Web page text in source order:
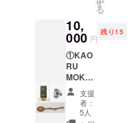
スを共同事
業として立
ち上げまし
ステン
レス製
ベトナ
ム式ド
リッ
パーを1
個 ※豆
の状態
をご希
す
る
10,
000 円
残り15
①KAO
RU
MOKA
グラウ
ンド
（挽い
支援
者：
5人